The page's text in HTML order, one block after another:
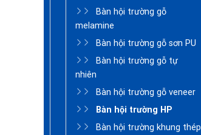
Bàn hội trường gỗ
melamine
Bàn hội trường gỗ sơn PU
Bàn hội trường gỗ tự
nhiên
Bàn hội trường gỗ veneer
Bàn hội trường HP
Bàn hội trường khung thép